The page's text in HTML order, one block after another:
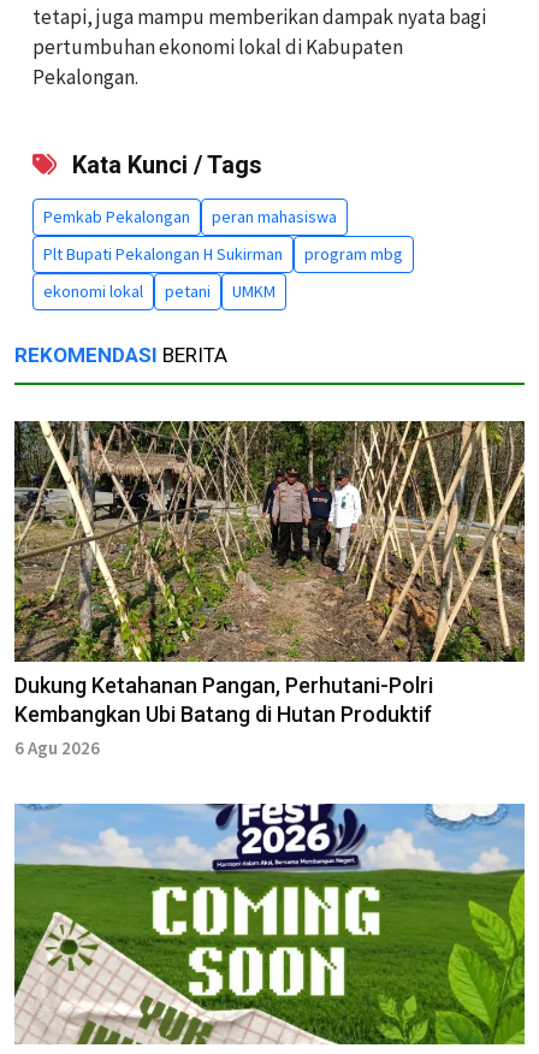
tetapi, juga mampu memberikan dampak nyata bagi
pertumbuhan ekonomi lokal di Kabupaten
Pekalongan.
Kata Kunci / Tags
Pemkab Pekalongan
peran mahasiswa
Plt Bupati Pekalongan H Sukirman
program mbg
ekonomi lokal
petani UMKM
REKOMENDASI BERITA
Dukung Ketahanan Pangan, Perhutani-Polri
Kembangkan Ubi Batang di Hutan Produktif
6 Agu 2026